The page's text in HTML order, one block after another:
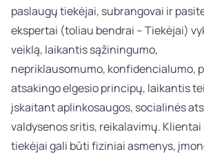
paslaugų tiekėjai, subrangovai ir
ekspertai (toliau bendrai – Tiekėjai)
veiklą, laikantis sąžiningumo,
nepriklausomumo, konfidencialumo,
atsakingo elgesio principų, laikantis
įskaitant aplinkosaugos, socialinės
valdysenos sritis, reikalavimų. Klientai
tiekėjai gali būti fiziniai asmenys,